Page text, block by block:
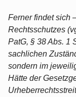
Ferner findet sich
Rechtsschutzes
PatG, § 38 Abs. 1
sachlichen
sondern im
Hätte der